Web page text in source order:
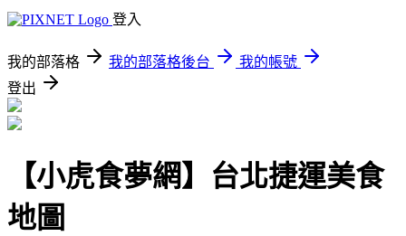
登入
我的部落格 我的部落格後台
我的帳號
登出
【小虎食夢網】台北捷運美食
地圖